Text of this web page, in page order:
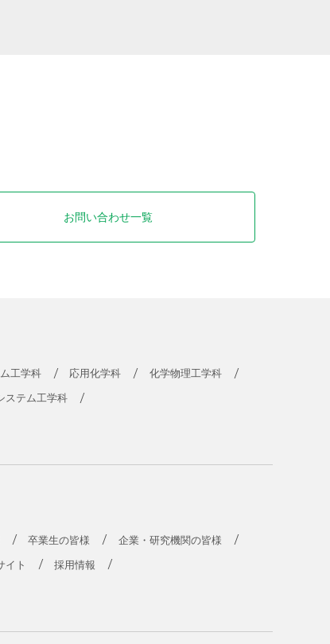
お問い合わせ一覧
工学科 応用化学科 化学物理工学科
ステム工学科
卒業生の皆様 企業・研究機関の皆様
イト 採用情報